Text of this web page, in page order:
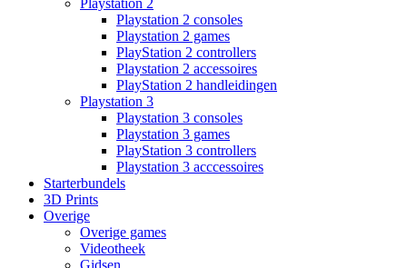
Playstation 2
Playstation 2 consoles
Playstation 2 games
PlayStation 2 controllers
Playstation 2 accessoires
PlayStation 2 handleidingen
Playstation 3
Playstation 3 consoles
Playstation 3 games
PlayStation 3 controllers
Playstation 3 acccessoires
Starterbundels
3D Prints
Overige
Overige games
Videotheek
Gidsen